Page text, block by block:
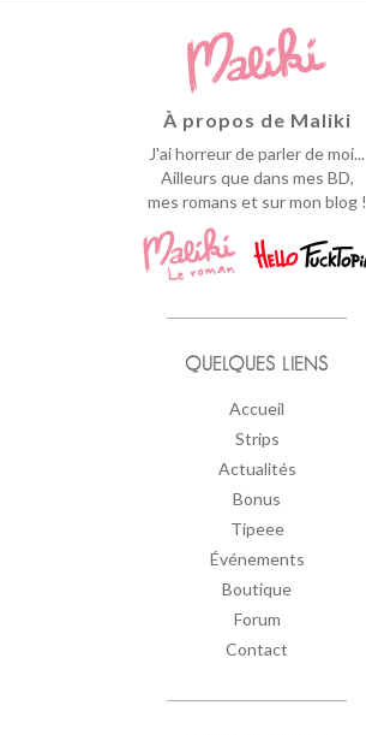
À propos de Maliki
J'ai horreur de parler de moi...
Ailleurs que dans mes BD,
mes romans et sur mon blog !
QUELQUES LIENS
Accueil
Strips
Actualités
Bonus
Tipeee
Événements
Boutique
Forum
Contact